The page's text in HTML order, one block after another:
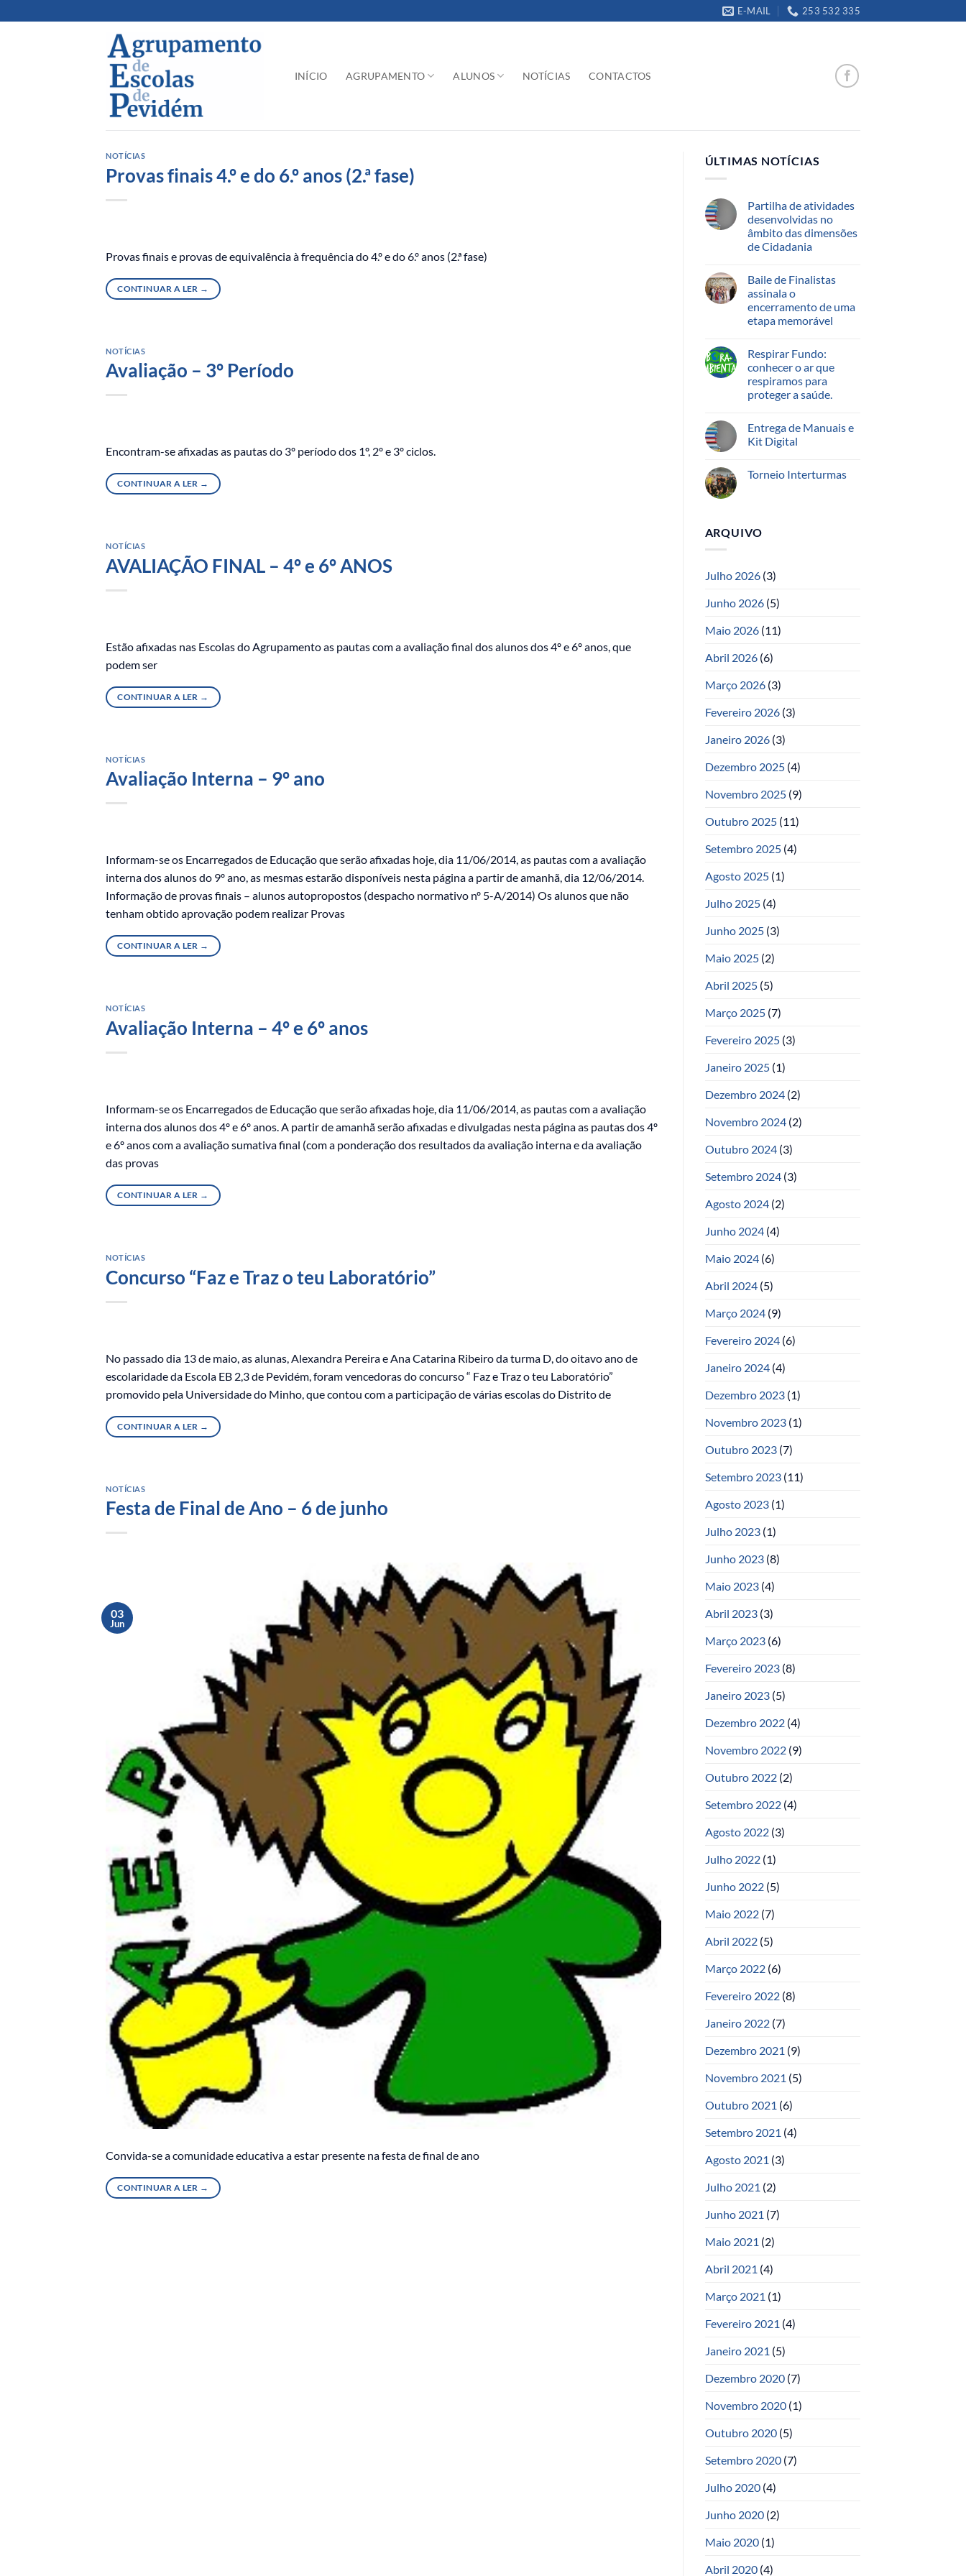
E-MAIL 253 532 335
INÍCIO AGRUPAMENTO ALUNOS NOTÍCIAS CONTACTOS
NOTÍCIAS
Provas finais 4.º e do 6.º anos (2.ª fase)
Provas finais e provas de equivalência à frequência do 4.º e do 6.º anos (2.ª fase)
CONTINUAR A LER →
NOTÍCIAS
Avaliação – 3º Período
Encontram-se afixadas as pautas do 3º período dos 1º, 2º e 3º ciclos.
CONTINUAR A LER →
NOTÍCIAS
AVALIAÇÃO FINAL – 4º e 6º ANOS
Estão afixadas nas Escolas do Agrupamento as pautas com a avaliação final dos alunos dos 4º e 6º anos, que
podem ser
CONTINUAR A LER →
NOTÍCIAS
Avaliação Interna – 9º ano
Informam-se os Encarregados de Educação que serão afixadas hoje, dia 11/06/2014, as pautas com a avaliação
interna dos alunos do 9º ano, as mesmas estarão disponíveis nesta página a partir de amanhã, dia 12/06/2014.
Informação de provas finais – alunos autopropostos (despacho normativo nº 5-A/2014) Os alunos que não
tenham obtido aprovação podem realizar Provas
CONTINUAR A LER →
NOTÍCIAS
Avaliação Interna – 4º e 6º anos
Informam-se os Encarregados de Educação que serão afixadas hoje, dia 11/06/2014, as pautas com a avaliação
interna dos alunos dos 4º e 6º anos. A partir de amanhã serão afixadas e divulgadas nesta página as pautas dos 4º
e 6º anos com a avaliação sumativa final (com a ponderação dos resultados da avaliação interna e da avaliação
das provas
CONTINUAR A LER →
NOTÍCIAS
Concurso “Faz e Traz o teu Laboratório”
No passado dia 13 de maio, as alunas, Alexandra Pereira e Ana Catarina Ribeiro da turma D, do oitavo ano de
escolaridade da Escola EB 2,3 de Pevidém, foram vencedoras do concurso “ Faz e Traz o teu Laboratório”
promovido pela Universidade do Minho, que contou com a participação de várias escolas do Distrito de
CONTINUAR A LER →
NOTÍCIAS
Festa de Final de Ano – 6 de junho
03
Jun
Convida-se a comunidade educativa a estar presente na festa de final de ano
CONTINUAR A LER →
ÚLTIMAS NOTÍCIAS
Partilha de atividades
desenvolvidas no
âmbito das dimensões
de Cidadania
Baile de Finalistas
assinala o
encerramento de uma
etapa memorável
Respirar Fundo:
conhecer o ar que
respiramos para
proteger a saúde.
Entrega de Manuais e
Kit Digital
Torneio Interturmas
ARQUIVO
Julho 2026(3)
Junho 2026(5)
Maio 2026(11)
Abril 2026(6)
Março 2026(3)
Fevereiro 2026(3)
Janeiro 2026(3)
Dezembro 2025(4)
Novembro 2025(9)
Outubro 2025(11)
Setembro 2025(4)
Agosto 2025(1)
Julho 2025(4)
Junho 2025(3)
Maio 2025(2)
Abril 2025(5)
Março 2025(7)
Fevereiro 2025(3)
Janeiro 2025(1)
Dezembro 2024(2)
Novembro 2024(2)
Outubro 2024(3)
Setembro 2024(3)
Agosto 2024(2)
Junho 2024(4)
Maio 2024(6)
Abril 2024(5)
Março 2024(9)
Fevereiro 2024(6)
Janeiro 2024(4)
Dezembro 2023(1)
Novembro 2023(1)
Outubro 2023(7)
Setembro 2023(11)
Agosto 2023(1)
Julho 2023(1)
Junho 2023(8)
Maio 2023(4)
Abril 2023(3)
Março 2023(6)
Fevereiro 2023(8)
Janeiro 2023(5)
Dezembro 2022(4)
Novembro 2022(9)
Outubro 2022(2)
Setembro 2022(4)
Agosto 2022(3)
Julho 2022(1)
Junho 2022(5)
Maio 2022(7)
Abril 2022(5)
Março 2022(6)
Fevereiro 2022(8)
Janeiro 2022(7)
Dezembro 2021 (9)
Novembro 2021 (5)
Outubro 2021 (6)
Setembro 2021 (4)
Agosto 2021 (3)
Julho 2021 (2)
Junho 2021 (7)
Maio 2021 (2)
Abril 2021 (4)
Março 2021 (1)
Fevereiro 2021 (4)
Janeiro 2021 (5)
Dezembro 2020(7)
Novembro 2020(1)
Outubro 2020(5)
Setembro 2020(7)
Julho 2020(4)
Junho 2020(2)
Maio 2020(1)
Abril 2020(4)